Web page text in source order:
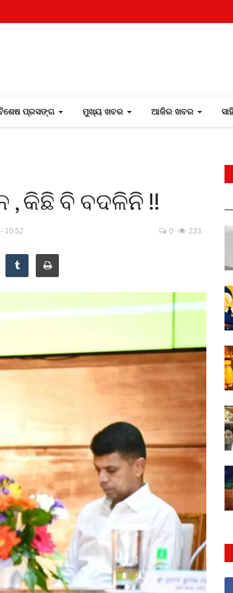
ପ୍ରସଙ୍ଗ ମୁଖ୍ୟ ଖବର ଆଜିର ଖବର
, କିଛି ବି ବଦଳିନି !!
10:52 0 233